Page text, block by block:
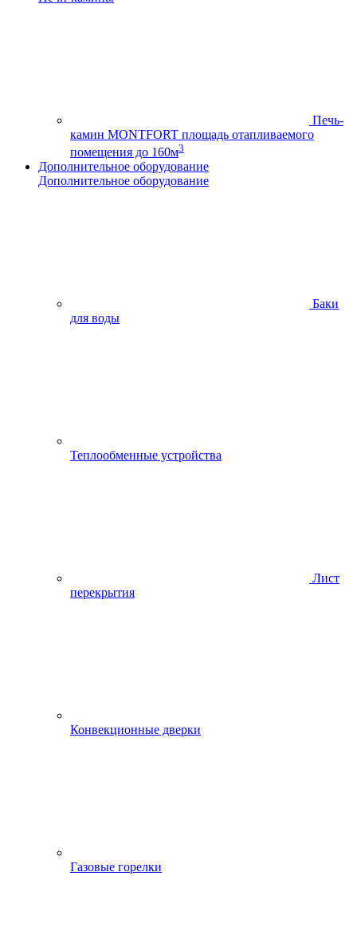
Печь-
камин MONTFORT площадь отапливаемого
помещения до 160м3
Дополнительное оборудование
Дополнительное оборудование
Баки
для воды
Теплообменные устройства
Лист
перекрытия
Конвекционные дверки
Газовые горелки